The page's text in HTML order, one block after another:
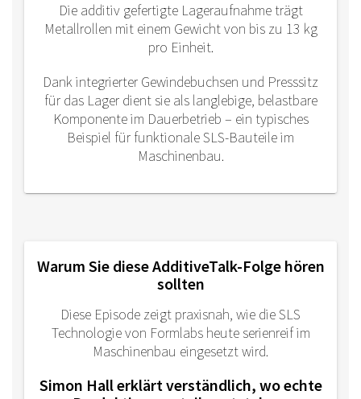
Die additiv gefertigte Lageraufnahme trägt
Metallrollen mit einem Gewicht von bis zu 13 kg
pro Einheit.
Dank integrierter Gewindebuchsen und Presssitz
für das Lager dient sie als langlebige, belastbare
Komponente im Dauerbetrieb – ein typisches
Beispiel für funktionale SLS-Bauteile im
Maschinenbau.
Warum Sie diese AdditiveTalk-Folge hören
sollten
Diese Episode zeigt praxisnah, wie die SLS
Technologie von Formlabs heute serienreif im
Maschinenbau eingesetzt wird.
Simon Hall erklärt verständlich, wo echte